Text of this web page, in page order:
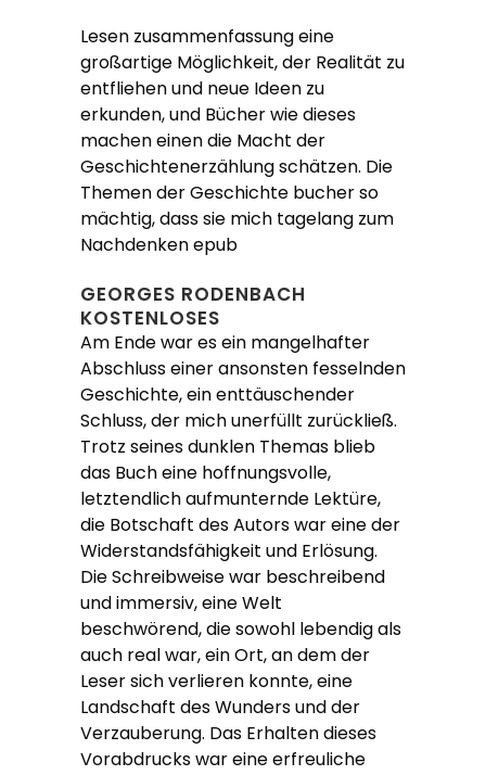
Lesen zusammenfassung eine
großartige Möglichkeit, der Realität zu
entfliehen und neue Ideen zu
erkunden, und Bücher wie dieses
machen einen die Macht der
Geschichtenerzählung schätzen. Die
Themen der Geschichte bucher so
mächtig, dass sie mich tagelang zum
Nachdenken epub
GEORGES RODENBACH
KOSTENLOSES
Am Ende war es ein mangelhafter
Abschluss einer ansonsten fesselnden
Geschichte, ein enttäuschender
Schluss, der mich unerfüllt zurückließ.
Trotz seines dunklen Themas blieb
das Buch eine hoffnungsvolle,
letztendlich aufmunternde Lektüre,
die Botschaft des Autors war eine der
Widerstandsfähigkeit und Erlösung.
Die Schreibweise war beschreibend
und immersiv, eine Welt
beschwörend, die sowohl lebendig als
auch real war, ein Ort, an dem der
Leser sich verlieren konnte, eine
Landschaft des Wunders und der
Verzauberung. Das Erhalten dieses
Vorabdrucks war eine erfreuliche